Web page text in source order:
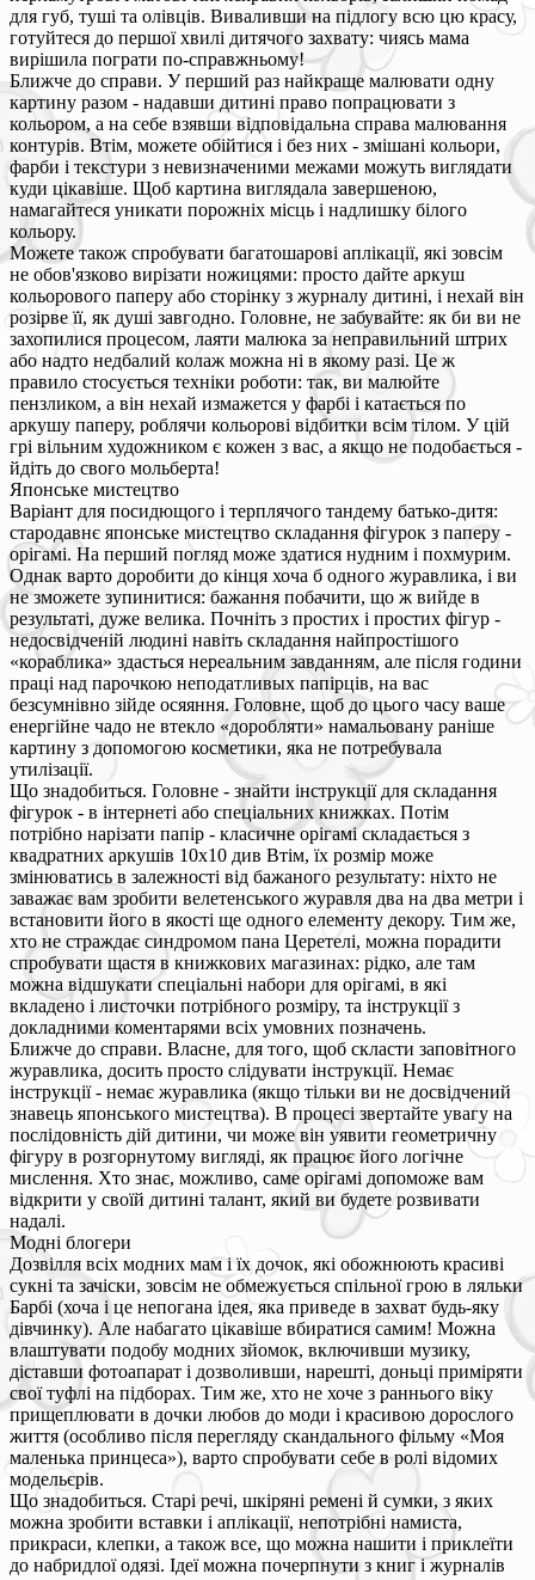
для губ, туші та олівців. Виваливши на підлогу всю цю красу,
готуйтеся до першої хвилі дитячого захвату: чиясь мама
вирішила пограти по-справжньому!
Ближче до справи. У перший раз найкраще малювати одну
картину разом - надавши дитині право попрацювати з
кольором, а на себе взявши відповідальна справа малювання
контурів. Втім, можете обійтися і без них - змішані кольори,
фарби і текстури з невизначеними межами можуть виглядати
куди цікавіше. Щоб картина виглядала завершеною,
намагайтеся уникати порожніх місць і надлишку білого
кольору.
Можете також спробувати багатошарові аплікації, які зовсім
не обов'язково вирізати ножицями: просто дайте аркуш
кольорового паперу або сторінку з журналу дитині, і нехай він
розірве її, як душі завгодно. Головне, не забувайте: як би ви не
захопилися процесом, лаяти малюка за неправильний штрих
або надто недбалий колаж можна ні в якому разі. Це ж
правило стосується техніки роботи: так, ви малюйте
пензликом, а він нехай измажется у фарбі і катається по
аркушу паперу, роблячи кольорові відбитки всім тілом. У цій
грі вільним художником є кожен з вас, а якщо не подобається -
йдіть до свого мольберта!
Японське мистецтво
Варіант для посидющого і терплячого тандему батько-дитя:
стародавнє японське мистецтво складання фігурок з паперу -
орігамі. На перший погляд може здатися нудним і похмурим.
Однак варто доробити до кінця хоча б одного журавлика, і ви
не зможете зупинитися: бажання побачити, що ж вийде в
результаті, дуже велика. Почніть з простих і простих фігур -
недосвідченій людині навіть складання найпростішого
«кораблика» здасться нереальним завданням, але після години
праці над парочкою неподатливых папірців, на вас
безсумнівно зійде осяяння. Головне, щоб до цього часу ваше
енергійне чадо не втекло «доробляти» намальовану раніше
картину з допомогою косметики, яка не потребувала
утилізації.
Що знадобиться. Головне - знайти інструкції для складання
фігурок - в інтернеті або спеціальних книжках. Потім
потрібно нарізати папір - класичне орігамі складається з
квадратних аркушів 10x10 див Втім, їх розмір може
змінюватись в залежності від бажаного результату: ніхто не
заважає вам зробити велетенського журавля два на два метри і
встановити його в якості ще одного елементу декору. Тим же,
хто не страждає синдромом пана Церетелі, можна порадити
спробувати щастя в книжкових магазинах: рідко, але там
можна відшукати спеціальні набори для орігамі, в які
вкладено і листочки потрібного розміру, та інструкції з
докладними коментарями всіх умовних позначень.
Ближче до справи. Власне, для того, щоб скласти заповітного
журавлика, досить просто слідувати інструкції. Немає
інструкції - немає журавлика (якщо тільки ви не досвідчений
знавець японського мистецтва). В процесі звертайте увагу на
послідовність дій дитини, чи може він уявити геометричну
фігуру в розгорнутому вигляді, як працює його логічне
мислення. Хто знає, можливо, саме орігамі допоможе вам
відкрити у своїй дитині талант, який ви будете розвивати
надалі.
Модні блогери
Дозвілля всіх модних мам і їх дочок, які обожнюють красиві
сукні та зачіски, зовсім не обмежується спільної грою в ляльки
Барбі (хоча і це непогана ідея, яка приведе в захват будь-яку
дівчинку). Але набагато цікавіше вбиратися самим! Можна
влаштувати подобу модних зйомок, включивши музику,
діставши фотоапарат і дозволивши, нарешті, доньці приміряти
свої туфлі на підборах. Тим же, хто не хоче з раннього віку
прищеплювати в дочки любов до моди і красивою дорослого
життя (особливо після перегляду скандального фільму «Моя
маленька принцеса»), варто спробувати себе в ролі відомих
модельєрів.
Що знадобиться. Старі речі, шкіряні ремені й сумки, з яких
можна зробити вставки і аплікації, непотрібні намиста,
прикраси, клепки, а також все, що можна нашити і приклеїти
до набридлої одязі. Ідеї можна почерпнути з книг і журналів